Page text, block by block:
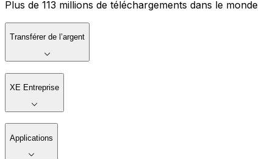
Plus de 113 millions de téléchargements dans le monde
Transférer de l’argent
XE Entreprise
Applications